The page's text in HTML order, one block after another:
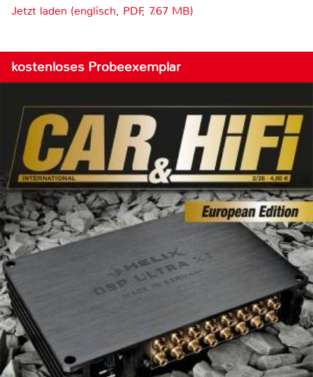
Jetzt laden (englisch, PDF, 7.67 MB)
kostenloses Probeexemplar